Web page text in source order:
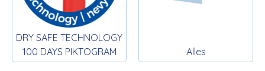
DRY SAFE TECHNOLOGY
100 DAYS PIKTOGRAM
Alles